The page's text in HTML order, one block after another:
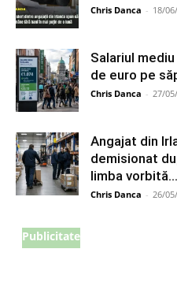
Chris Danca - 18/
Salariul
de euro pe
Chris Danca - 27/
Angajat din
demisionat
limba vorbită...
Chris Danca - 26/
Publicitate